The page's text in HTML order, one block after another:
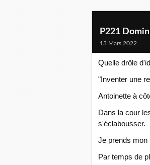
P221
13 Mars 2022
Quelle drôle
"Inventer une
Antoinette à
Dans la cour
s'éclabousser.
Je prends mon
Par temps de